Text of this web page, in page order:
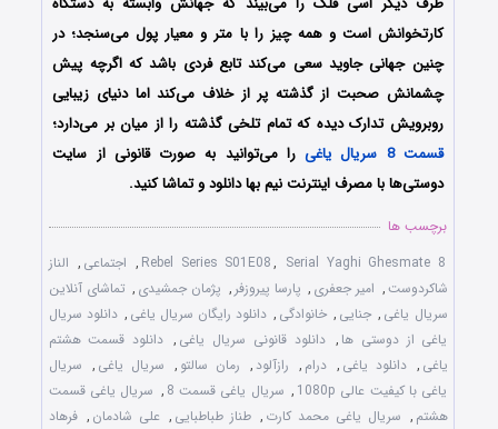
کارتخوانش است و همه چیز را با متر و معیار پول می‌سنجد؛ در
چنین جهانی جاوید سعی می‌کند تابع فردی باشد که اگرچه پیش
چشمانش صحبت از گذشته پر از خلاف می‌کند اما دنیای زیبایی
روبرویش تدارک دیده که تمام تلخی گذشته را از میان بر می‌دارد؛
قسمت 8 سریال یاغی
را می‌توانید به صورت قانونی از سایت
دوستی‌ها با مصرف اینترنت نیم بها دانلود و تماشا کنید.
برچسب ها
Rebel Series S01E08, Serial Yaghi Ghesmate 8
, اجتماعی , الناز
شاکردوست, امیر جعفری , پارسا پیروزفر , پژمان جمشیدی , تماشای آنلاین
سریال یاغی , جنایی , خانوادگی , دانلود رایگان سریال یاغی , دانلود سریال
یاغی از دوستی ها , دانلود قانونی سریال یاغی , دانلود قسمت هشتم
یاغی , دانلود یاغی , درام , رازآلود , رمان سالتو , سریال یاغی , سریال
یاغی با کیفیت عالی 1080p
, سریال یاغی قسمت 8 , سریال یاغی قسمت
هشتم , سریال یاغی محمد کارت , طناز طباطبایی , علی شادمان , فرهاد